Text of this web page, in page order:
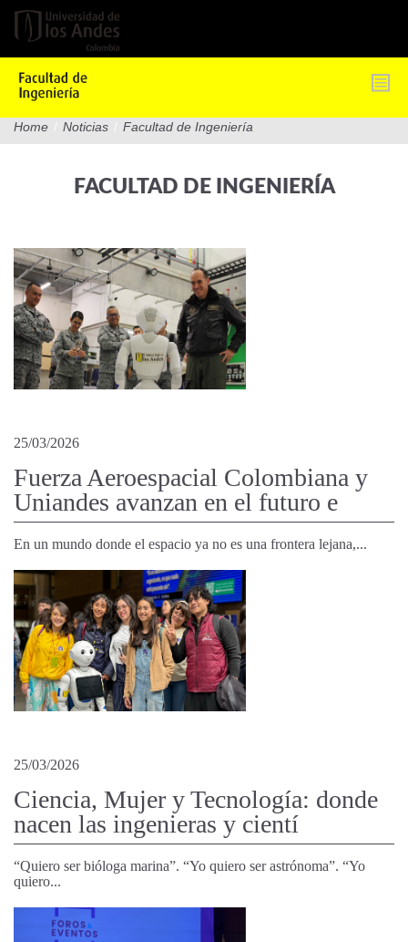
Pasar
contenido
Home / Noticias / Facultad de Ingeniería
FACULTAD DE INGENIERÍA
25/03/2026
Fuerza Aeroespacial Colombiana y
Uniandes avanzan en el futuro e
En un mundo donde el espacio ya no es una frontera lejana,...
25/03/2026
Ciencia, Mujer y Tecnología: donde
nacen las ingenieras y cientí
“Quiero ser bióloga marina”. “Yo quiero ser astrónoma”. “Yo
quiero...